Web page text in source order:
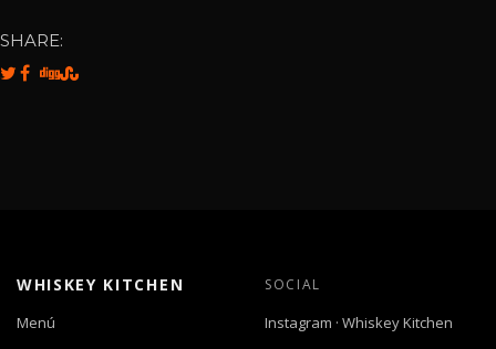
SHARE:
WHISKEY KITCHEN
Menú
SOCIAL
Instagram · Whiskey Kitchen